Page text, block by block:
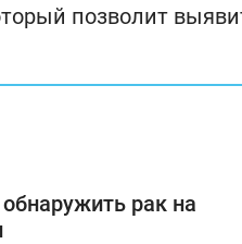
позволит
рак на